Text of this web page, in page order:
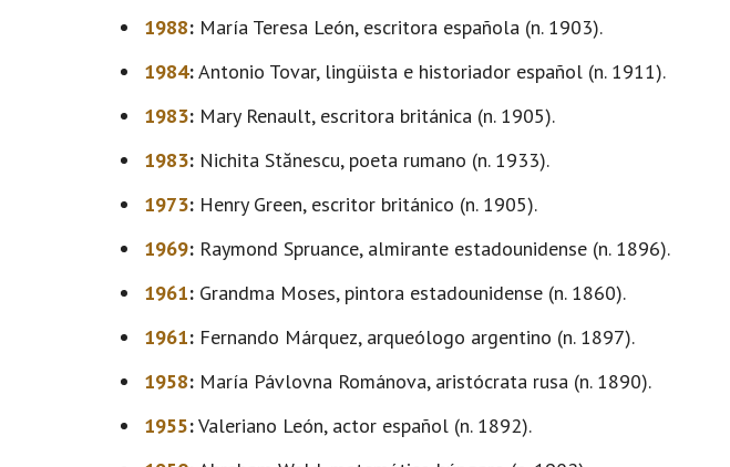
1988: María Teresa León, escritora española (n. 1903).
1984:Antonio Tovar, lingüista e historiador español (n. 1911).
1983: Mary Renault, escritora británica (n. 1905).
1983: Nichita Stănescu, poeta rumano (n. 1933).
1973: Henry Green, escritor británico (n. 1905).
1969: Raymond Spruance, almirante estadounidense (n. 1896).
1961: Grandma Moses, pintora estadounidense (n. 1860).
1961: Fernando Márquez, arqueólogo argentino (n. 1897).
1958: María Pávlovna Románova, aristócrata rusa (n. 1890).
1955:Valeriano León, actor español (n. 1892).